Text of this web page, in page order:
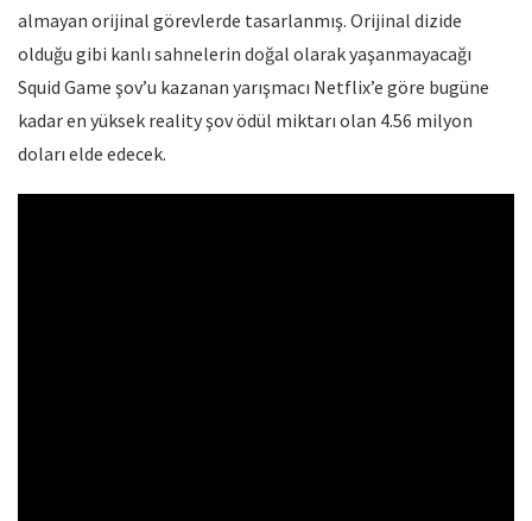
almayan orijinal görevlerde tasarlanmış. Orijinal dizide
olduğu gibi kanlı sahnelerin doğal olarak yaşanmayacağı
Squid Game şov’u kazanan yarışmacı Netflix’e göre bugüne
kadar en yüksek reality şov ödül miktarı olan 4.56 milyon
doları elde edecek.